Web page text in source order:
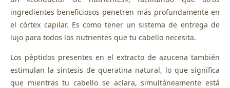
ingredientes beneficiosos penetren más profundamente en
el córtex capilar. Es como tener un sistema de entrega de
lujo para todos los nutrientes que tu cabello necesita.
Los péptidos presentes en el extracto de azucena también
estimulan la síntesis de queratina natural, lo que significa
que mientras tu cabello se aclara, simultáneamente está